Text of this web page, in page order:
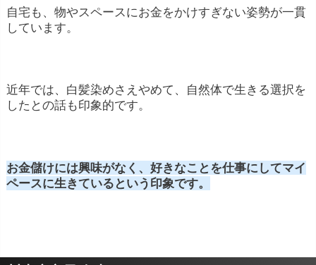
自宅も、物やスペースにお金をかけすぎない姿勢が一貫
しています。
近年では、白髪染めさえやめて、自然体で生きる選択を
したとの話も印象的です。
お金儲けには興味がなく、好きなことを仕事にしてマイ
ペースに生きているという印象です。